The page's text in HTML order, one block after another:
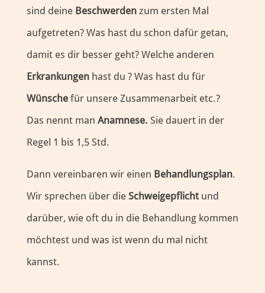
sind deine Beschwerdenzum ersten Mal
aufgetreten? Was hast du schon dafür getan,
damit es dir besser geht? Welche anderen
Erkrankungenhast du ? Was hast du für
Wünschefür unsere Zusammenarbeit etc.?
Das nennt man Anamnese. Sie dauert in der
Regel 1 bis 1,5 Std.
Dann vereinbaren wir einen Behandlungsplan.
Wir sprechen über die Schweigepflichtund
darüber, wie oft du in die Behandlung kommen
möchtest und was ist wenn du mal nicht
kannst.